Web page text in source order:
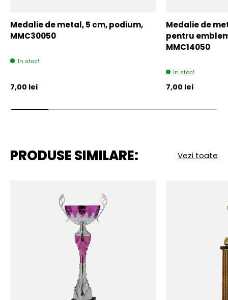
Medalie de metal, 5 cm, podium,
MMC30050
In stoc!
Pret initial
7,00 lei
Medalie de
pentru
MMC14050
In stoc!
Pret initial
7,00 lei
PRODUSE SIMILARE: Vezi toate